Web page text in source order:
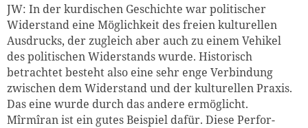
JW: In der kurdischen Geschichte war politischer
Widerstand eine Möglichkeit des freien kulturellen
Ausdrucks, der zugleich aber auch zu einem Vehikel
des politischen Widerstands wurde. Historisch
betrachtet besteht also eine sehr enge Verbindung
zwischen dem Widerstand und der kulturellen Praxis.
Das eine wurde durch das andere ermöglicht.
Mîrmîran ist ein gutes Beispiel dafür. Diese Perfor-